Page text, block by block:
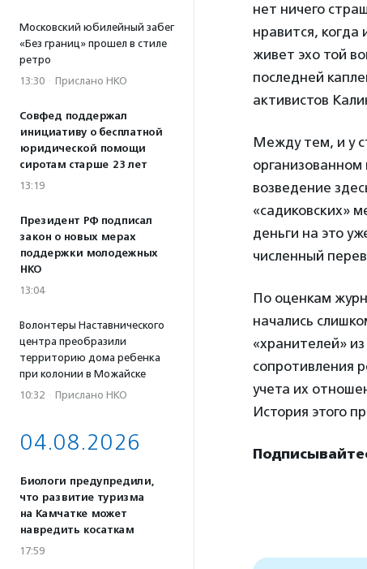
Московский юбилейный забег
«Без границ» прошел в стиле
ретро
13:30 · Прислано НКО
Совфед поддержал
инициативу о бесплатной
юридической помощи
сиротам старше 23 лет
13:19
Президент РФ подписал
закон о новых мерах
поддержки молодежных
НКО
13:04
Волонтеры Наставнического
центра преобразили
территорию дома ребенка
при колонии в Можайске
10:32 · Прислано НКО
04.08.2026
Биологи предупредили,
что развитие туризма
на Камчатке может
навредить косаткам
17:59
нет ничего
нравится,
живет эхо той
последней
активистов
Между тем, и у
возведение
«садиковских»
деньги на это
численный
По оценкам
начались
«хранителей»
сопротивления
учета их
История этого